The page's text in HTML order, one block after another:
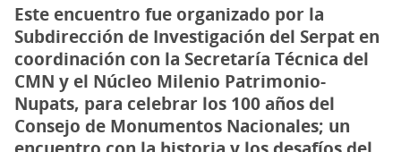
Este encuentro fue organizado por la
Subdirección de Investigación del Serpat en
coordinación con la Secretaría Técnica del
CMN y el Núcleo Milenio Patrimonio-
Nupats, para celebrar los 100 años del
Consejo de Monumentos Nacionales; un